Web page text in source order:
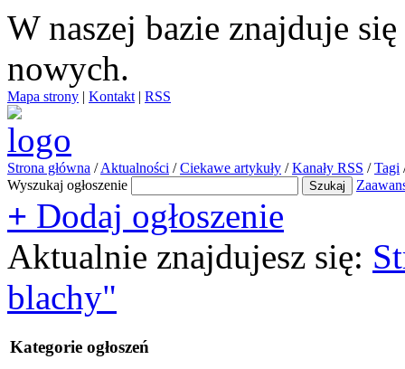
W naszej bazie znajduje się
nowych.
Mapa strony | Kontakt | RSS
Strona główna / Aktualności / Ciekawe artykuły / Kanały RSS / Tagi
Wyszukaj ogłoszenie
+ Dodaj ogłoszenie
Aktualnie znajdujesz się:
blachy"
Kategorie ogłoszeń